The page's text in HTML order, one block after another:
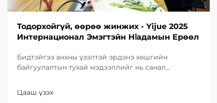
Тодорхойгүй, өөрөө жинжих - Yijue 2025
Интернационал Эмэгтэйн Нاадамын Ерөөл
Бидтэйгээ анхны үзэлтэй эрдэнэ хөшгийн
байгуулалтын тухай мэдээллийг нь санал
байдлыг, тусгай зорилгоор дагаж буй хүчиндээ
Цааш үзэх